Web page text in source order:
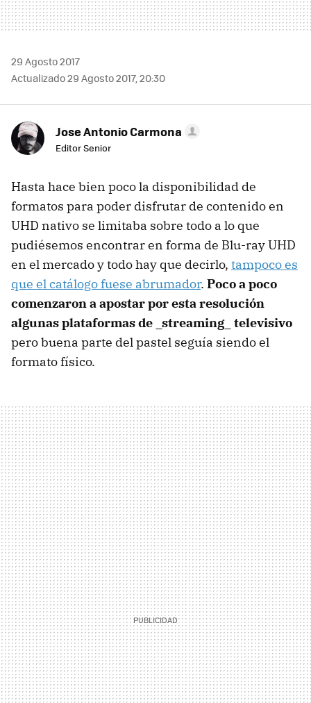
29 Agosto 2017
Actualizado 29 Agosto 2017, 20:30
Jose Antonio Carmona
Editor Senior
Hasta hace bien poco la disponibilidad de
formatos para poder disfrutar de contenido en
UHD nativo se limitaba sobre todo a lo que
pudiésemos encontrar en forma de Blu-ray UHD
en el mercado y todo hay que decirlo, tampoco es
que el catálogo fuese abrumador. Poco a poco
comenzaron a apostar por esta resolución
algunas plataformas de _streaming_ televisivo
pero buena parte del pastel seguía siendo el
formato físico.